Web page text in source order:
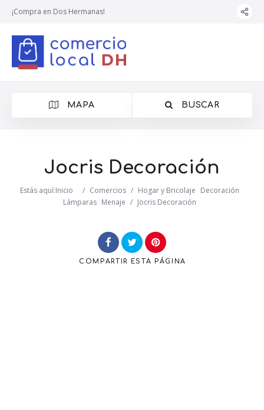
¡Compra en Dos Hermanas!
MAPA BUSCAR
Jocris Decoración
Estás aquí:Inicio / Comercios / Hogar y Bricolaje Decoración
Lámparas Menaje / Jocris Decoración
COMPARTIR ESTA PÁGINA